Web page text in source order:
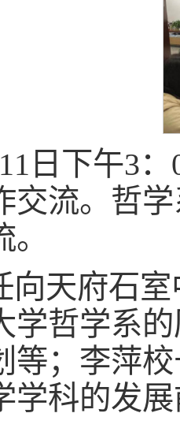
日下午3
交流。哲
向天府石
学哲学系
等；李萍
学科的发